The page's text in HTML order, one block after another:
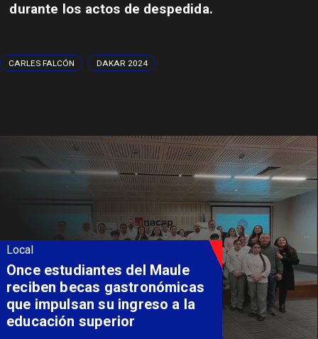
durante los actos de despedida.
CARLES FALCÓN DAKAR 2024
Local
Álvarez-Salamanca lidera la
apuesta regional para
consolidar el Paso Pehuenche
como alternativa a Los
Libertadores